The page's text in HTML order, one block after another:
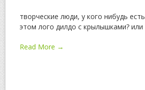
творческие люди, у кого нибудь
этом лого дилдо с крылышками?
Read More →